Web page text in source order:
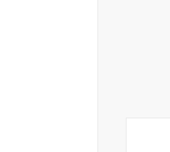
네 생각대